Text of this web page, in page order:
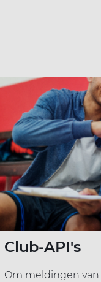
Club-API's
Om meldingen van